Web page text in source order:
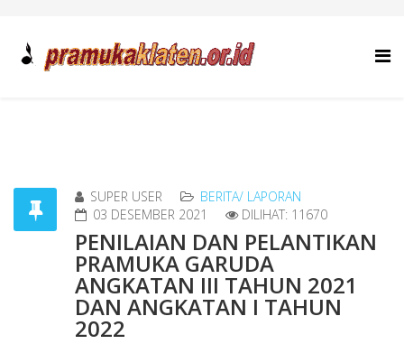
SUPER USER
BERITA/ LAPORAN
03 DESEMBER 2021
DILIHAT: 11670
PENILAIAN DAN PELANTIKAN
PRAMUKA GARUDA
ANGKATAN III TAHUN 2021
DAN ANGKATAN I TAHUN
2022